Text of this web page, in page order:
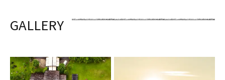
GALLERY